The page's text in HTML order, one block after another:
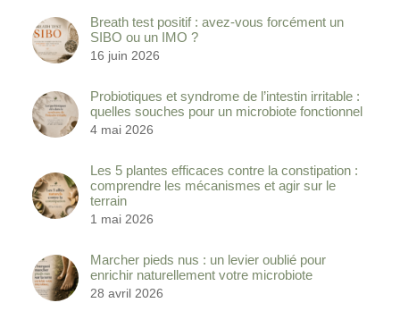
Breath test positif : avez-vous forcément un
SIBO ou un IMO ?
16 juin 2026
Probiotiques et syndrome de l’intestin irritable :
quelles souches pour un microbiote fonctionnel
4 mai 2026
Les 5 plantes efficaces contre la constipation :
comprendre les mécanismes et agir sur le
terrain
1 mai 2026
Marcher pieds nus : un levier oublié pour
enrichir naturellement votre microbiote
28 avril 2026